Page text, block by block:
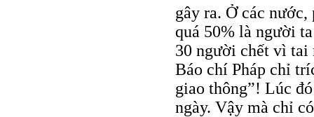
gây ra. Ở các
quá 50% là người
30 người chết vì tai
Báo chí Pháp chỉ
giao thông”! Lúc
ngày. Vậy mà chỉ